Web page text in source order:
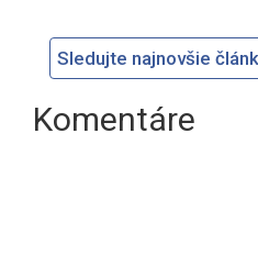
Sledujte najnovšie
Komentáre